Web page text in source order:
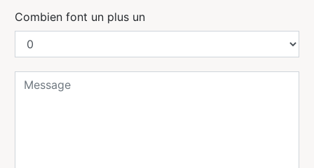
Combien font un plus un